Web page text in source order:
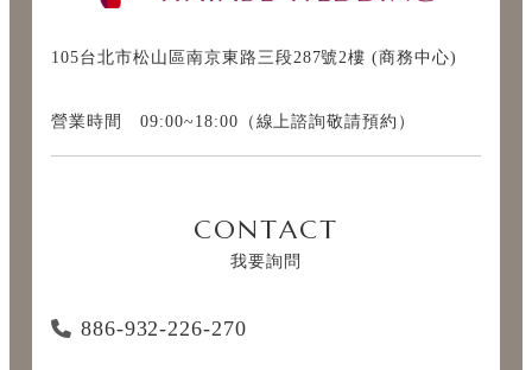
105台北市松山區南京東路三段287號2樓 (商務中心)
營業時間 09:00~18:00（線上諮詢敬請預約）
CONTACT
我要詢問
886-932-226-270